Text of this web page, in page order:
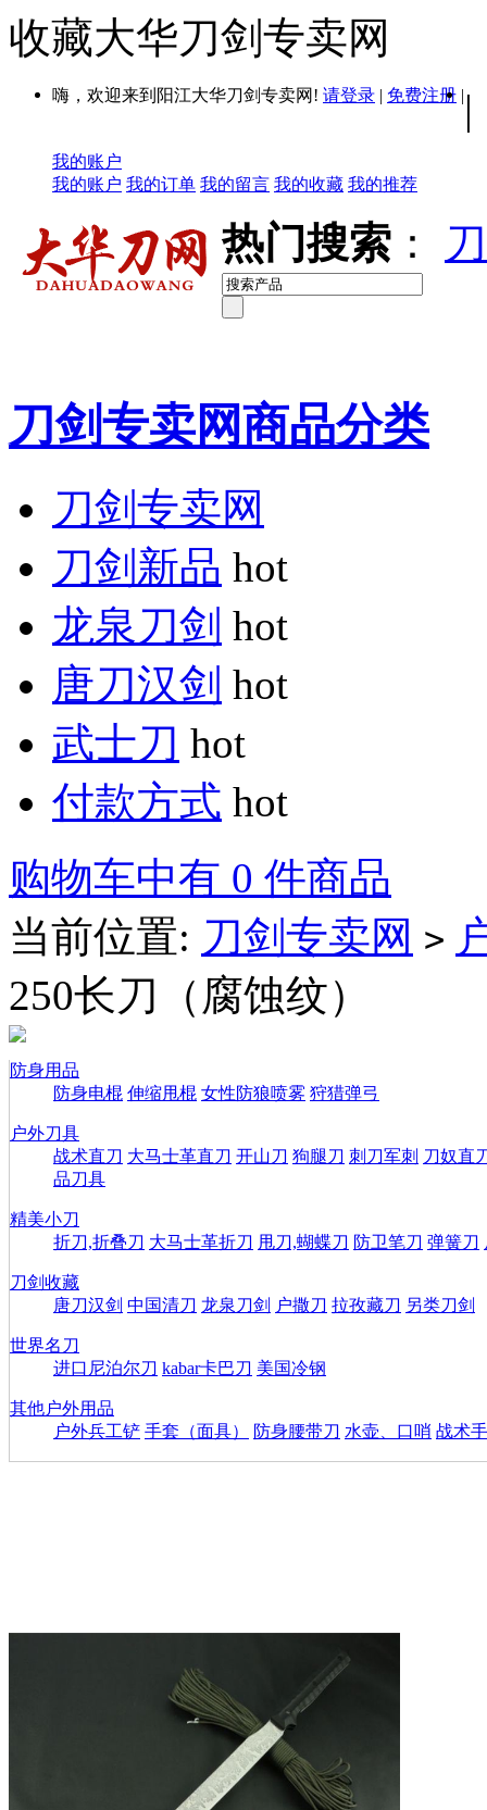
收藏大华刀剑专卖网
嗨，欢迎来到阳江大华刀剑专卖网! 请登录 | 免费注册 | |
我的账户
我的账户 我的订单 我的留言 我的收藏 我的推荐
热门搜索 ：
刀剑专卖网商品分类
刀剑专卖网
刀剑新品 hot
龙泉刀剑 hot
唐刀汉剑 hot
武士刀 hot
付款方式 hot
购物车中有 0 件商品
当前位置: 刀剑专卖网 >
250长刀（腐蚀纹）
防身用品
防身电棍 伸缩甩棍 女性防狼喷雾 狩猎弹弓
户外刀具
战术直刀 大马士革直刀 开山刀 狗腿刀 刺刀军刺 刀奴直
品刀具
精美小刀
折刀,折叠刀 大马士革折刀 甩刀,蝴蝶刀 防卫笔刀 弹簧刀
刀剑收藏
唐刀汉剑 中国清刀 龙泉刀剑 户撒刀 拉孜藏刀 另类刀剑
世界名刀
进口尼泊尔刀 kabar卡巴刀 美国冷钢
其他户外用品
户外兵工铲 手套（面具） 防身腰带刀 水壶、口哨 战术